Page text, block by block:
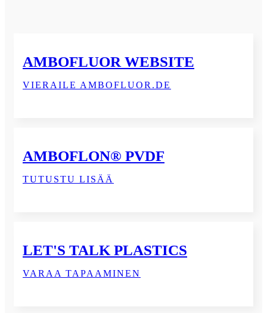
AMBOFLUOR WEBSITE
VIERAILE AMBOFLUOR.DE
AMBOFLON® PVDF
TUTUSTU LISÄÄ
LET'S TALK PLASTICS
VARAA TAPAAMINEN